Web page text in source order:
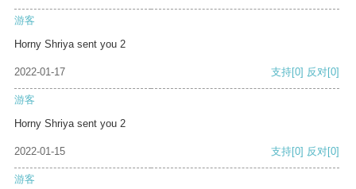
游客
Horny Shriya sent you 2
2022-01-17 支持[0] 反对[0]
游客
Horny Shriya sent you 2
2022-01-15 支持[0] 反对[0]
游客